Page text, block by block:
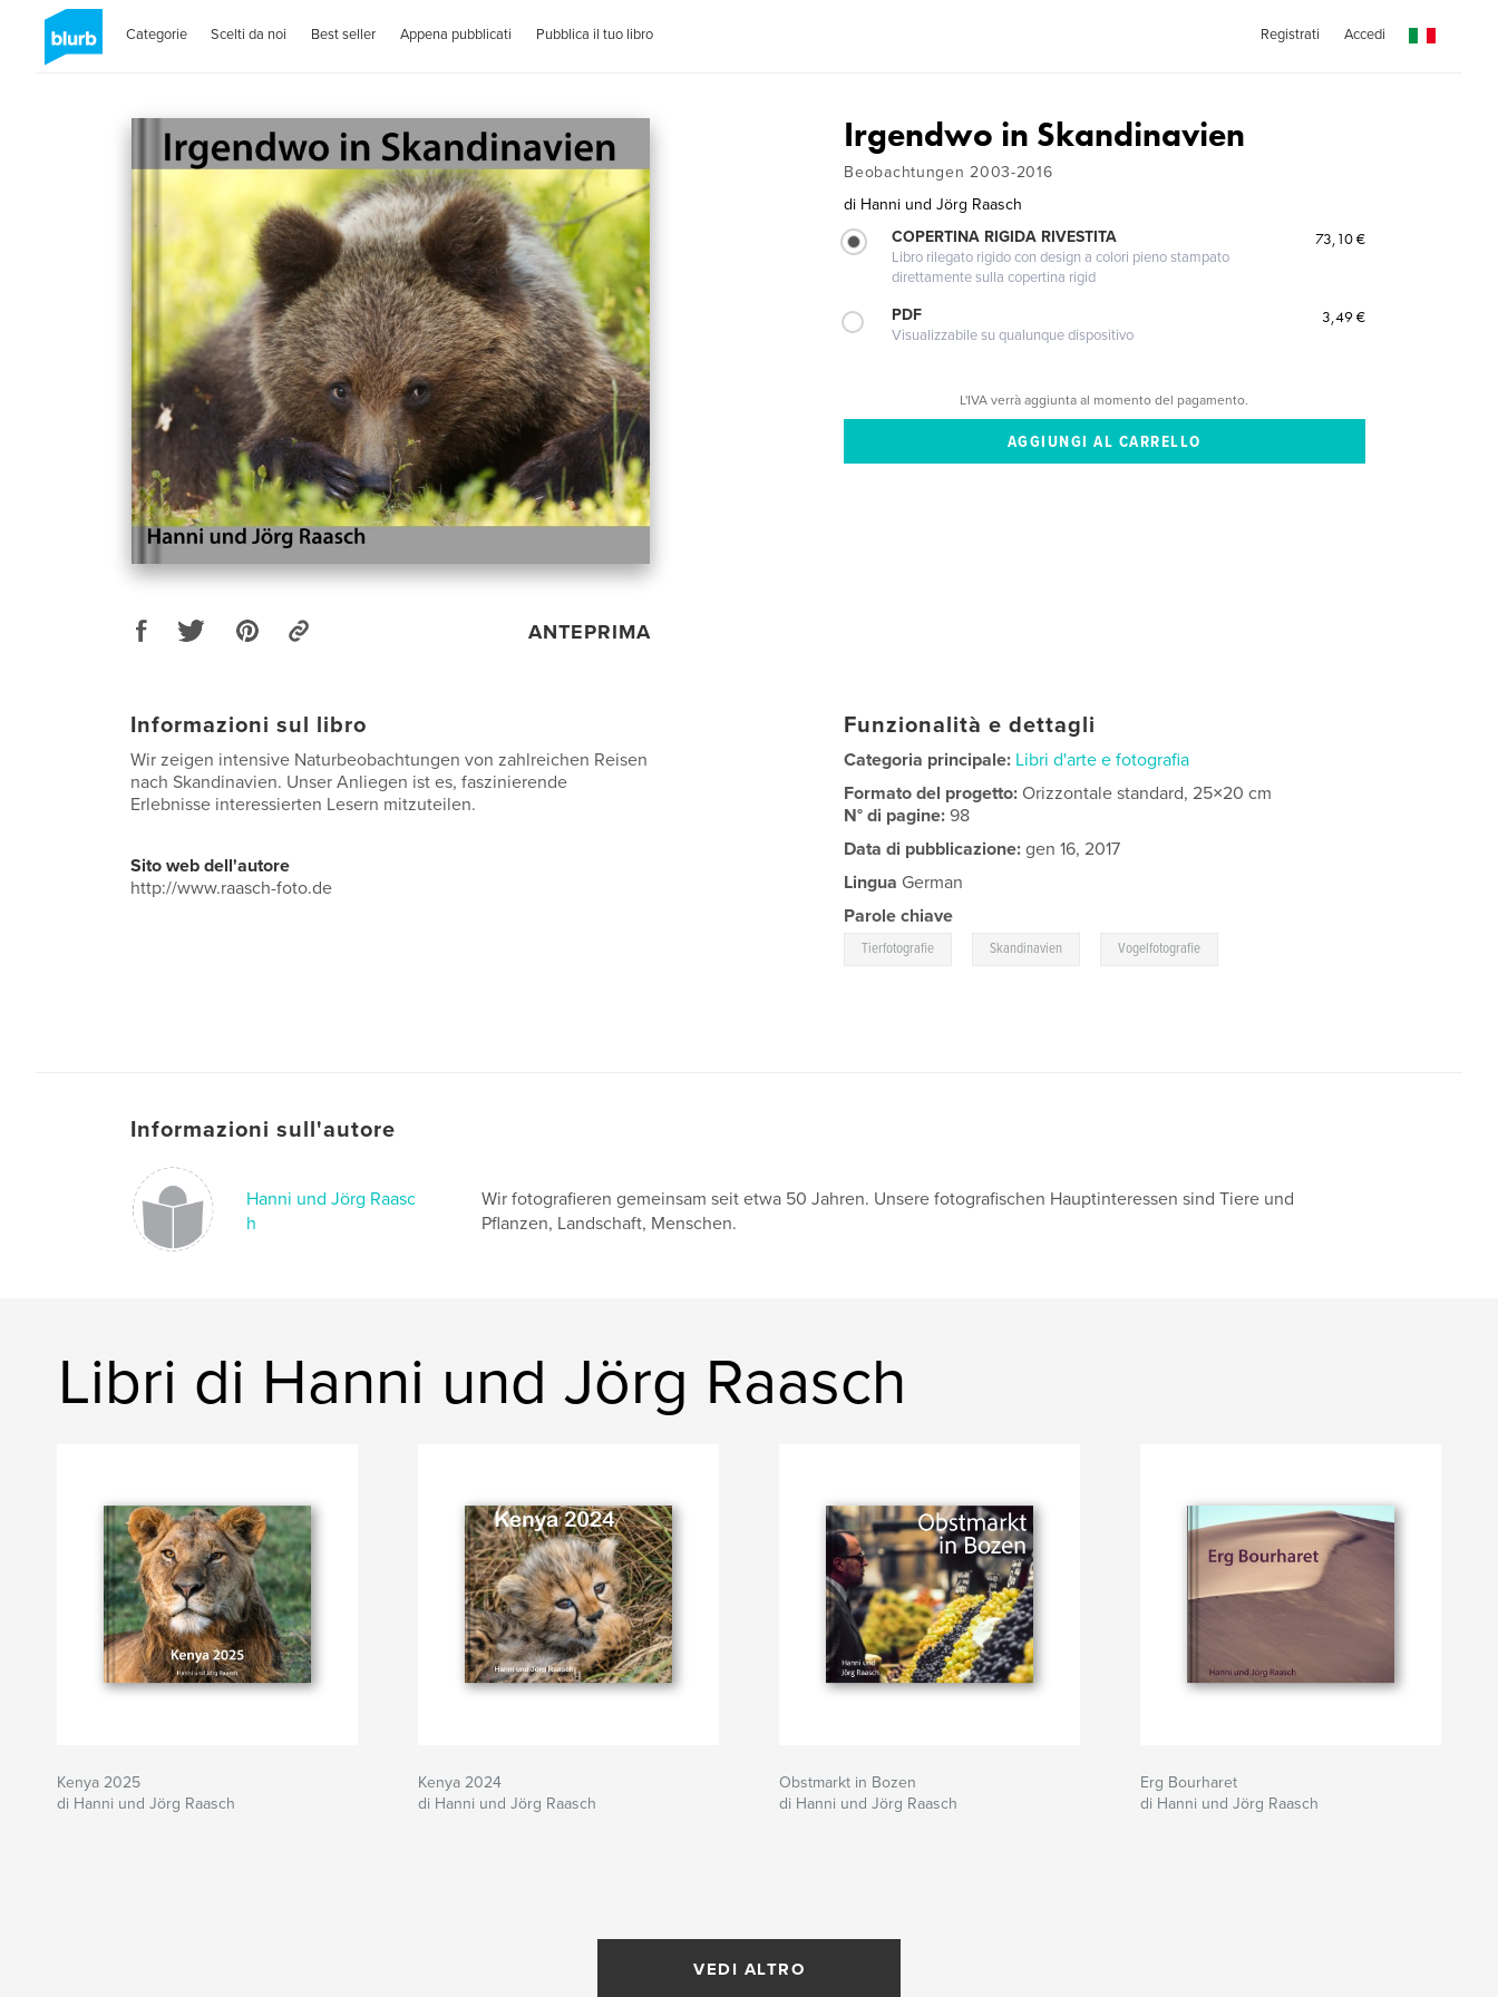
Categorie Scelti da noi Best seller Appena pubblicati Pubblica il tuo libro Registrati Accedi
ANTEPRIMA
Irgendwo in Skandinavien
Beobachtungen 2003-2016
di Hanni und Jörg Raasch
COPERTINA RIGIDA RIVESTITA
Libro rilegato rigido con design a colori pieno stampato
direttamente sulla copertina rigid
73,10 €
PDF
Visualizzabile su qualunque dispositivo
3,49 €
L'IVA verrà aggiunta al momento del pagamento.
Informazioni sul libro
Wir zeigen intensive Naturbeobachtungen von zahlreichen Reisen
nach Skandinavien. Unser Anliegen ist es, faszinierende
Erlebnisse interessierten Lesern mitzuteilen.
Sito web dell'autore
http://www.raasch-foto.de
Funzionalità e dettagli
Categoria principale: Libri d'arte e fotografia
Formato del progetto:Orizzontale standard, 25×20 cm
N° di pagine:98
Data di pubblicazione: gen 16, 2017
Lingua German
Parole chiave
Tierfotografie Skandinavien Vogelfotografie
Informazioni sull'autore
Hanni und Jörg Raasc
h
Wir fotografieren gemeinsam seit etwa 50 Jahren. Unsere fotografischen Hauptinteressen sind Tiere und
Pflanzen, Landschaft, Menschen.
Libri di Hanni und Jörg Raasch
Kenya 2025
di Hanni und Jörg Raasch
Kenya 2024
di Hanni und Jörg Raasch
Obstmarkt in Bozen
di Hanni und Jörg Raasch
Erg Bourharet
di Hanni und Jörg Raasch
VEDI ALTRO